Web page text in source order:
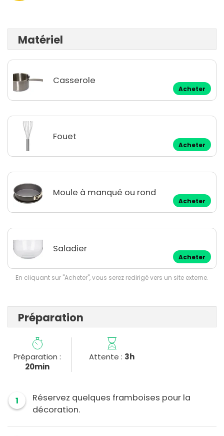
Matériel
Casserole
Acheter
Fouet
Acheter
Moule à manqué ou rond
Acheter
Saladier
Acheter
En cliquant sur "Acheter", vous serez redirigé vers un site externe.
Préparation
Préparation :
20min
Attente : 3h
1
Réservez quelques framboises pour la
décoration.